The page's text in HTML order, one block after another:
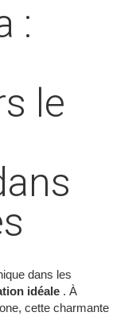
:
le
dans les
idéale . À
cette charmante